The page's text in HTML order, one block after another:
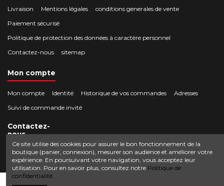
Livraison Mentions légales
conditions generales de vente
Paiement sécurisé
Politique de protection des données à caractère personnel
Contactez-nous
sitemap
Mon compte
Mon compte Identité Historique de vos commandes
Adresses
Suivi de commande invité
Contactez-
nous
Crocbois-motoculture.com
50 route de Villefort 48800 Pied-de-Borne
0624436257
contact@crocbois-motoculture.com
Ce site utilise des cookies pour assurer le bon fonctionnement de la
boutique (panier, connexion), mesurer son audience et améliorer votre
expérience. En poursuivant votre navigation, vous acceptez leur
utilisation. Pour en savoir plus, consultez notre Politique de
confidentialité.